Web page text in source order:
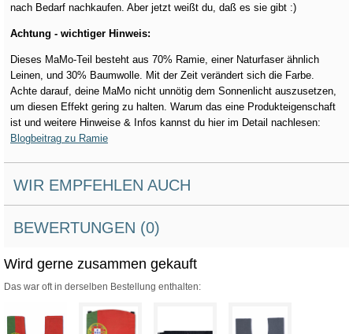
nach Bedarf nachkaufen. Aber jetzt weißt du, daß es sie gibt :)
Achtung - wichtiger Hinweis:
Dieses MaMo-Teil besteht aus 70% Ramie, einer Naturfaser ähnlich
Leinen, und 30% Baumwolle. Mit der Zeit verändert sich die Farbe.
Achte darauf, deine MaMo nicht unnötig dem Sonnenlicht auszusetzen,
um diesen Effekt gering zu halten. Warum das eine Produkteigenschaft
ist und weitere Hinweise & Infos kannst du hier im Detail nachlesen:
Blogbeitrag zu Ramie
WIR EMPFEHLEN AUCH
BEWERTUNGEN (0)
Wird gerne zusammen gekauft
Das war oft in derselben Bestellung enthalten: